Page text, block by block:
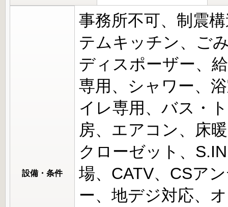
設備・条件
事務所不可、制震
テムキッチン、ご
ディスポーザー、
専用、シャワー、
イレ専用、バス・
房、エアコン、床
クローゼット、
場、CATV、CSア
ー、地デジ対応、